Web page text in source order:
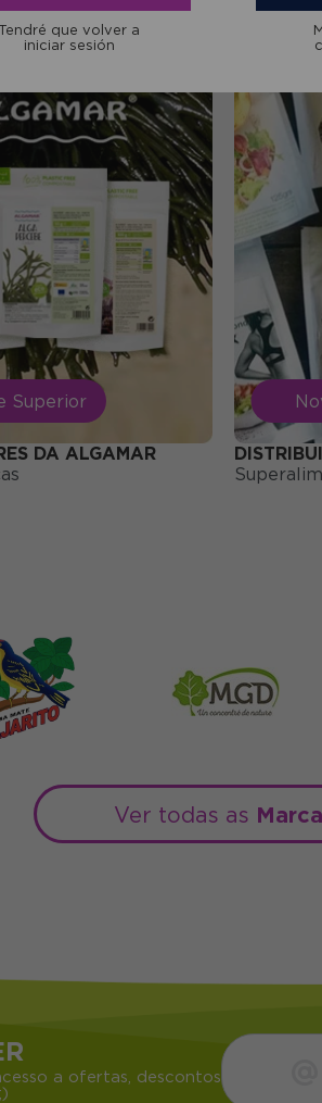
Superior
DA ALGAMAR
Ver todas as
a ofertas, descontos
Tendré que volver a
iniciar sesión